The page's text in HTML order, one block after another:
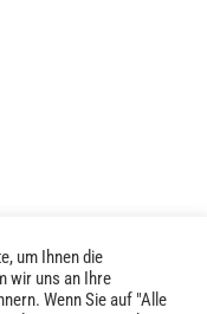
um Ihnen die
wir uns an Ihre
Wenn Sie auf "Alle